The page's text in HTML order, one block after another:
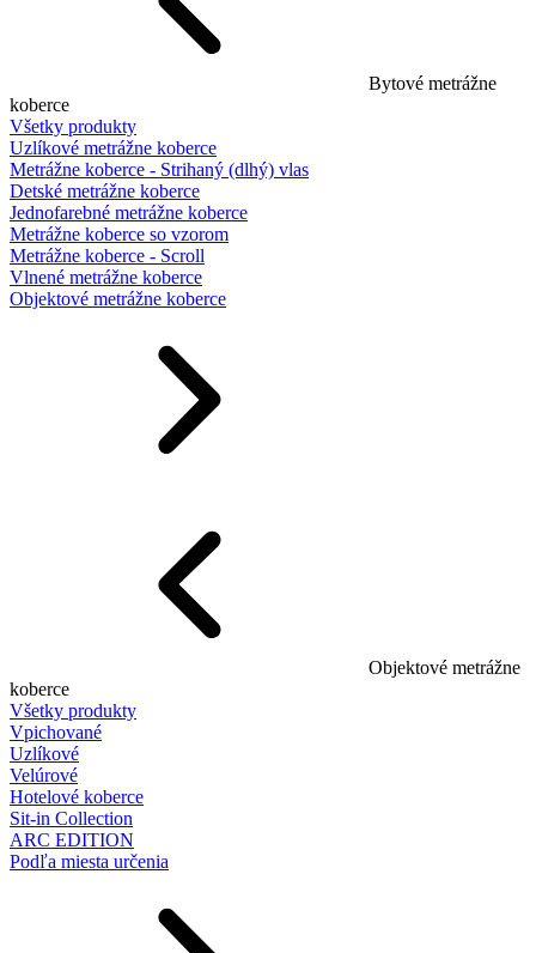
Bytové metrážne
koberce
Všetky produkty
Uzlíkové metrážne koberce
Metrážne koberce - Strihaný (dlhý) vlas
Detské metrážne koberce
Jednofarebné metrážne koberce
Metrážne koberce so vzorom
Metrážne koberce - Scroll
Vlnené metrážne koberce
Objektové metrážne koberce
Objektové metrážne
koberce
Všetky produkty
Vpichované
Uzlíkové
Velúrové
Hotelové koberce
Sit-in Collection
ARC EDITION
Podľa miesta určenia